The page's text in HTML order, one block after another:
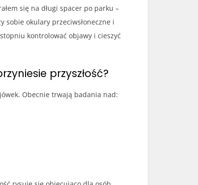
się na długi spacer po parku –
sobie okulary przeciwsłoneczne i
kontrolować objawy i cieszyć
przyszłość?
Obecnie trwają badania nad: